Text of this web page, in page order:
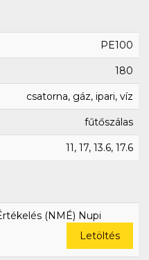
PE100
180
csatorna, gáz, ipari, víz
fűtőszálas
11, 17, 13.6, 17.6
(NMÉ) Nupi
Letöltés